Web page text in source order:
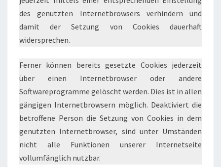
des genutzten Internetbrowsers verhindern und
damit der Setzung von Cookies dauerhaft
widersprechen.
Ferner können bereits gesetzte Cookies jederzeit
über einen Internetbrowser oder andere
Softwareprogramme gelöscht werden. Dies ist in allen
gängigen Internetbrowsern möglich. Deaktiviert die
betroffene Person die Setzung von Cookies in dem
genutzten Internetbrowser, sind unter Umständen
nicht alle Funktionen unserer Internetseite
vollumfänglich nutzbar.